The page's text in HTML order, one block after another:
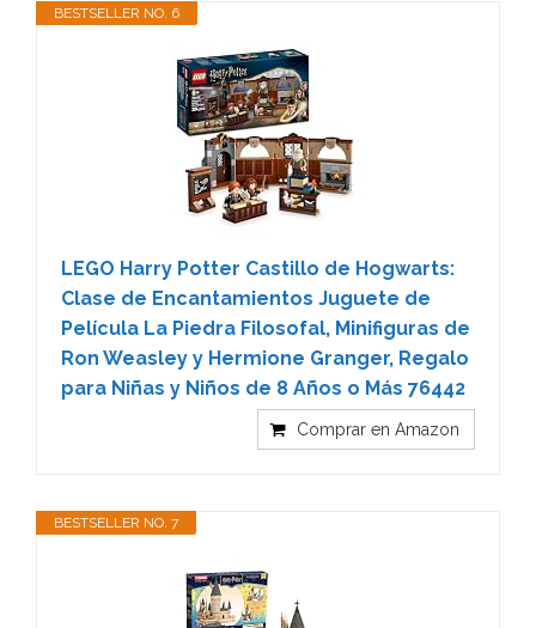
BESTSELLER NO. 6
LEGO Harry Potter Castillo de Hogwarts:
Clase de Encantamientos Juguete de
Película La Piedra Filosofal, Minifiguras de
Ron Weasley y Hermione Granger, Regalo
para Niñas y Niños de 8 Años o Más 76442
Comprar en Amazon
BESTSELLER NO. 7